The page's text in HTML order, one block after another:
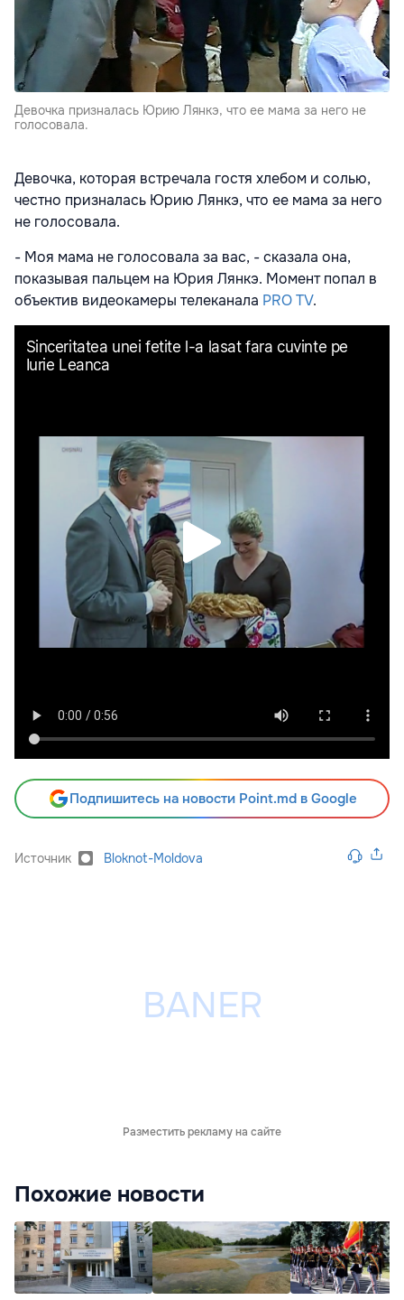
Девочка призналась Юрию Лянкэ, что ее мама за него не
голосовала.
Девочка, которая встречала гостя хлебом и солью,
честно призналась Юрию Лянкэ, что ее мама за него
не голосовала.
- Моя мама не голосовала за вас, - сказала она,
показывая пальцем на Юрия Лянкэ. Момент попал в
объектив видеокамеры телеканала PRO TV.
Подпишитесь на новости Point.md в Google
Источник Bloknot-Moldova
Разместить рекламу на сайте
Похожие новости